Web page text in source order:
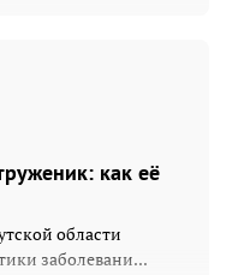
как её
области
заболевани...